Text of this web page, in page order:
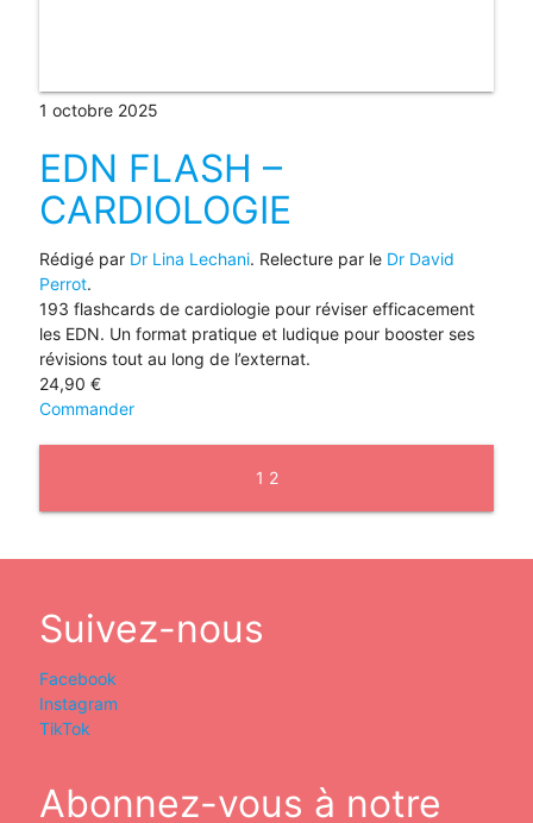
1 octobre 2025
EDN FLASH –
CARDIOLOGIE
Rédigé par Dr Lina Lechani. Relecture par le Dr David
Perrot.
193 flashcards de cardiologie pour réviser efficacement
les EDN. Un format pratique et ludique pour booster ses
révisions tout au long de l’externat.
24,90 €
Commander
1 2
Suivez-nous
Facebook
Instagram
TikTok
Abonnez-vous à notre